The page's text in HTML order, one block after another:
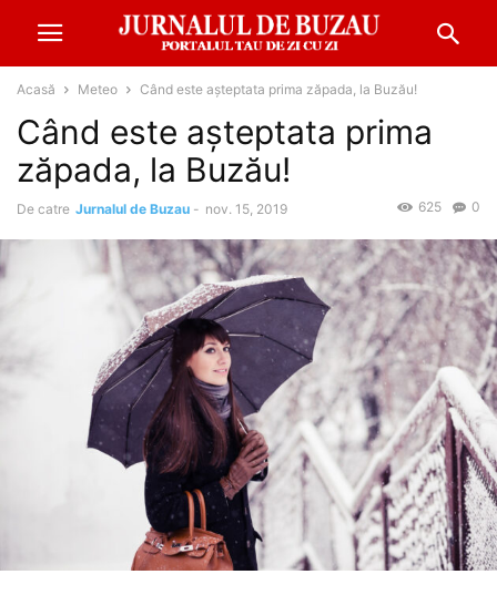
Acasă Meteo Când este așteptata prima zăpada, la Buzău!
Când este așteptata prima
zăpada, la Buzău!
De catre Jurnalul de Buzau - nov. 15, 2019 0
625